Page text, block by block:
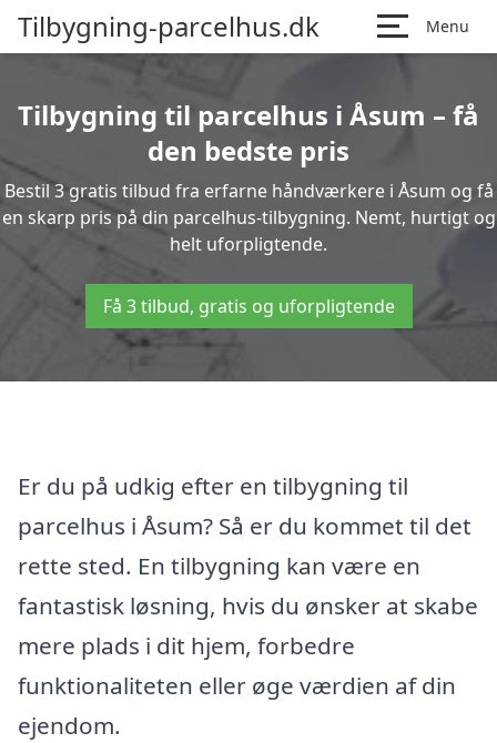
Tilbygning-parcelhus.dk Menu
Tilbygning til parcelhus i Åsum – få
den bedste pris
Bestil 3 gratis tilbud fra erfarne håndværkere i Åsum og få
en skarp pris på din parcelhus-tilbygning. Nemt, hurtigt og
helt uforpligtende.
Få 3 tilbud, gratis og uforpligtende
Er du på udkig efter en tilbygning til
parcelhus i Åsum? Så er du kommet til det
rette sted. En tilbygning kan være en
fantastisk løsning, hvis du ønsker at skabe
mere plads i dit hjem, forbedre
funktionaliteten eller øge værdien af din
ejendom.